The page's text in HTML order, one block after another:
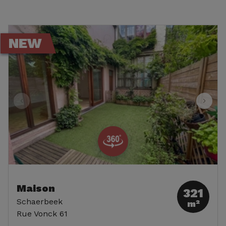
NEW
Maison
Schaerbeek
Rue Vonck 61
321
m²